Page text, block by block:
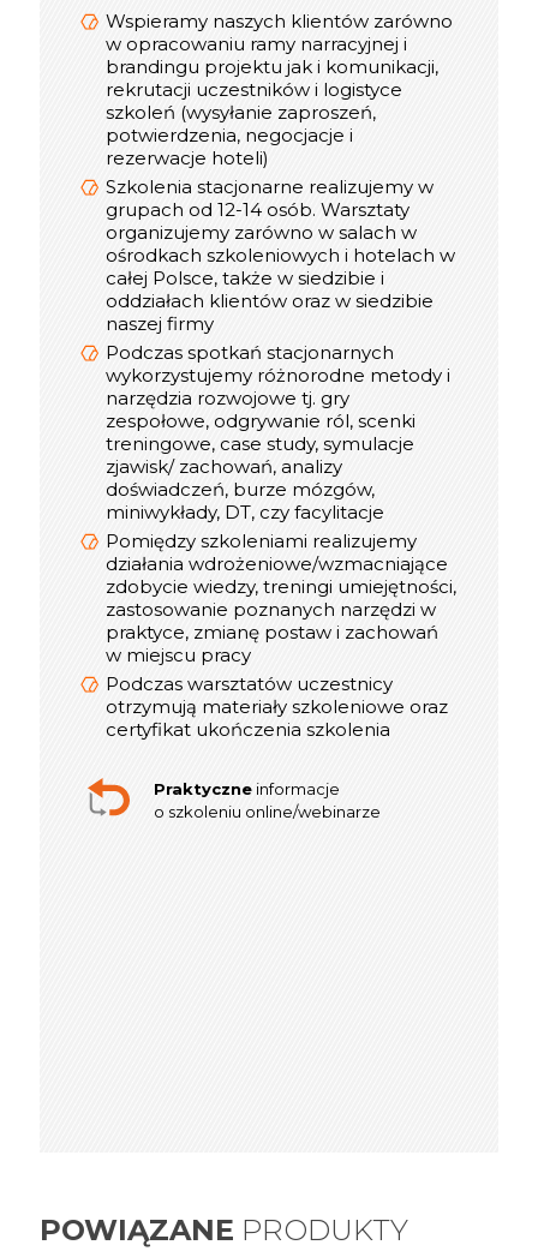
Wspieramy naszych klientów zarówno
w opracowaniu ramy narracyjnej i
brandingu projektu jak i komunikacji,
rekrutacji uczestników i logistyce
szkoleń (wysyłanie zaproszeń,
potwierdzenia, negocjacje i
rezerwacje hoteli)
Szkolenia stacjonarne realizujemy w
grupach od 12-14 osób. Warsztaty
organizujemy zarówno w salach w
ośrodkach szkoleniowych i hotelach w
całej Polsce, także w siedzibie i
oddziałach klientów oraz w siedzibie
naszej firmy
Podczas spotkań stacjonarnych
wykorzystujemy różnorodne metody i
narzędzia rozwojowe tj. gry
zespołowe, odgrywanie ról, scenki
treningowe, case study, symulacje
zjawisk/ zachowań, analizy
doświadczeń, burze mózgów,
miniwykłady, DT, czy facylitacje
Pomiędzy szkoleniami realizujemy
działania wdrożeniowe/wzmacniające
zdobycie wiedzy, treningi umiejętności,
zastosowanie poznanych narzędzi w
praktyce, zmianę postaw i zachowań
w miejscu pracy
Podczas warsztatów uczestnicy
otrzymują materiały szkoleniowe oraz
certyfikat ukończenia szkolenia
Praktyczne informacje
o szkoleniu online/webinarze
Dostosowujemy technologię transmisji
video (Zoom, Microsoft Teams, Cisco
Webex, Google Meet) do możliwości
naszych Klientów
Podczas spotkań online korzystamy z
takich narzędzi jak: Mentimeter, Miro,
Mural, Padlet, Jambord
Mamy duże doświadczenie w realizacji
szkoleń online - pierwsze działania
rozpoczęliśmy w 2019 roku
Podczas szkoleń online uczestnicy
otrzymują materiały w wersji pdf, oraz
certyfikat online
W trakcie realizacji spotkania online
do dyspozycji uczestników jest
konsultant, który dba o jakość
szkolenia
Optymalna liczba Uczestników w
interaktywnym szkoleniu online to 12
osób, w webinarze do 300
Praktyczne
informacje
o szkoleniu stacjonarnym
POWIĄZANE PRODUKTY